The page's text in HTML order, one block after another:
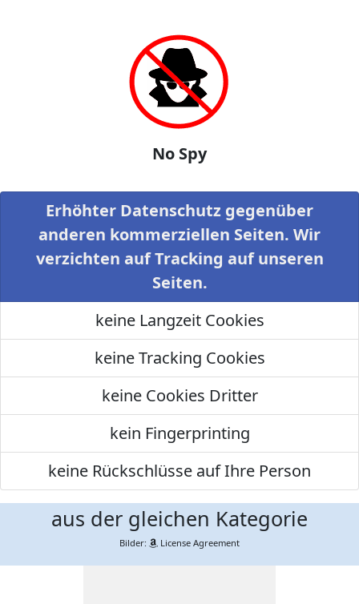
No Spy
Erhöhter Datenschutz gegenüber
anderen kommerziellen Seiten. Wir
verzichten auf Tracking auf unseren
Seiten.
keine Langzeit Cookies
keine Tracking Cookies
keine Cookies Dritter
kein Fingerprinting
keine Rückschlüsse auf Ihre Person
aus der gleichen Kategorie
Bilder: License Agreement